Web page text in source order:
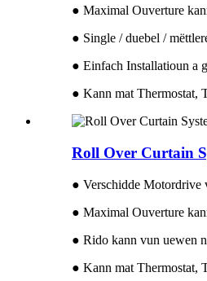
● Maximal Ouverture
● Single / duebel /
● Einfach Installatioun a
● Kann mat Thermostat,
Roll Over Curtain
● Verschidde Motordrive
● Maximal Ouverture
● Rido kann vun uewen
● Kann mat Thermostat,